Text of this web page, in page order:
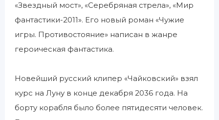
«Звездный мост», «Серебряная стрела», «Мир
фантастики-2011». Его новый роман «Чужие
игры. Противостояние» написан в жанре
героическая фантастика.
Новейший русский клипер «Чайковский» взял
курс на Луну в конце декабря 2036 года. На
борту корабля было более пятидесяти человек.